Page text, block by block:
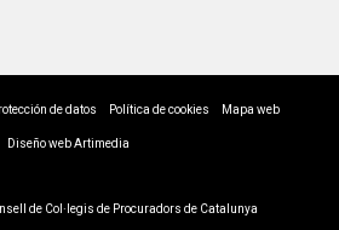
de datos Política de cookies Mapa web
Diseño web Artimedia
de Col·legis de Procuradors de Catalunya